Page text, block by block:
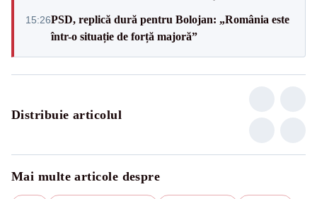
15:26PSD, replică dură pentru Bolojan: „România este
într-o situație de forță majoră”
Distribuie articolul
Mai multe articole despre